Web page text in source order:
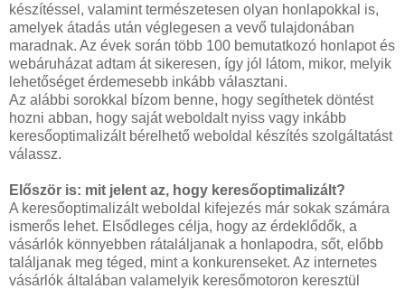
készítéssel, valamint természetesen olyan honlapokkal is,
amelyek átadás után véglegesen a vevő tulajdonában
maradnak. Az évek során több 100 bemutatkozó honlapot és
webáruházat adtam át sikeresen, így jól látom, mikor, melyik
lehetőséget érdemesebb inkább választani.
Az alábbi sorokkal bízom benne, hogy segíthetek döntést
hozni abban, hogy saját weboldalt nyiss vagy inkább
keresőoptimalizált bérelhető weboldal készítés szolgáltatást
válassz.
Először is: mit jelent az, hogy keresőoptimalizált?
A keresőoptimalizált weboldal kifejezés már sokak számára
ismerős lehet. Elsődleges célja, hogy az érdeklődők, a
vásárlók könnyebben rátaláljanak a honlapodra, sőt, előbb
találjanak meg téged, mint a konkurenseket. Az internetes
vásárlók általában valamelyik keresőmotoron keresztül